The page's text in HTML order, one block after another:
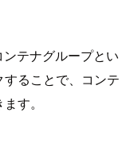
テナグループとい
ることで、コンテ
す。